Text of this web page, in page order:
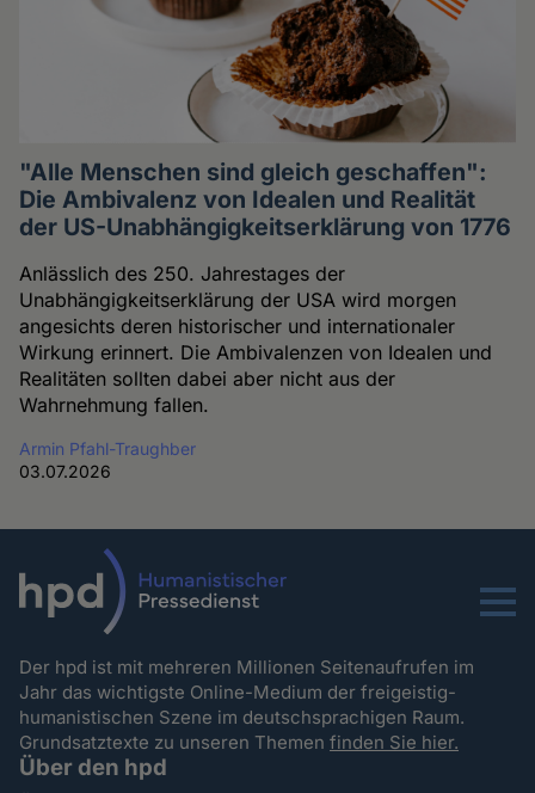
"Alle Menschen sind gleich geschaffen":
Die Ambivalenz von Idealen und Realität
der US-Unabhängigkeitserklärung von 1776
Anlässlich des 250. Jahrestages der
Unabhängigkeitserklärung der USA wird morgen
angesichts deren historischer und internationaler
Wirkung erinnert. Die Ambivalenzen von Idealen und
Realitäten sollten dabei aber nicht aus der
Wahrnehmung fallen.
Armin Pfahl-Traughber
03.07.2026
Menu
Der hpd ist mit mehreren Millionen Seitenaufrufen im
Jahr das wichtigste Online-Medium der freigeistig-
humanistischen Szene im deutschsprachigen Raum.
Grundsatztexte zu unseren Themenfinden Sie hier.
Über den hpd